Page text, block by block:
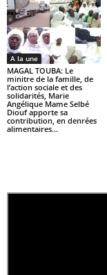
A la une
MAGAL TOUBA: Le
minitre de la famille, de
l’action sociale et des
solidarités, Marie
Angélique Mame Selbé
Diouf apporte sa
contribution, en denrées
alimentaires...